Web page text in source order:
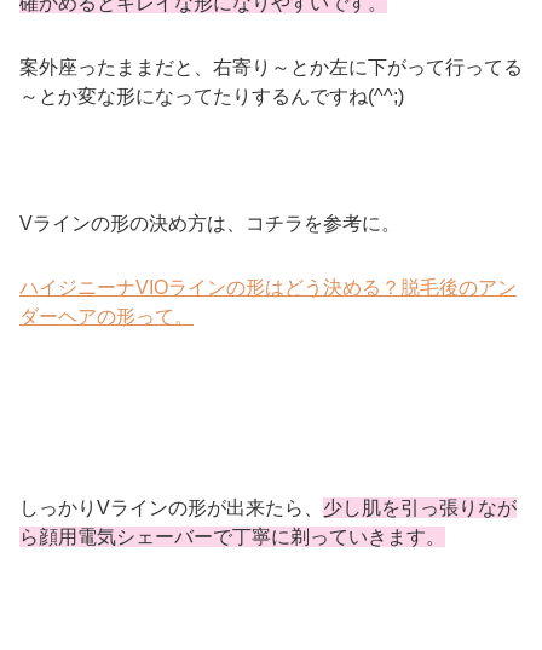
案外座ったままだと、右寄り～とか左に下がって行ってる
～とか変な形になってたりするんですね(^^;)
Vラインの形の決め方は、コチラを参考に。
ハイジニーナVIOラインの形はどう決める？脱毛後のアン
ダーヘアの形って。
しっかりVラインの形が出来たら、 少し肌を引っ張りなが
ら顔用電気シェーバーで丁寧に剃っていきます。